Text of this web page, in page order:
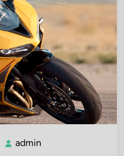
07.04.2026
admin